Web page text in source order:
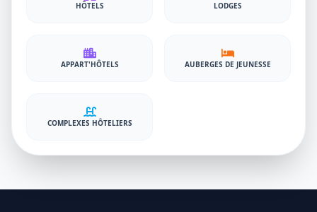
HÔTELS LODGES
APPART'HÔTELS AUBERGES DE JEUNESSE
COMPLEXES HÔTELIERS